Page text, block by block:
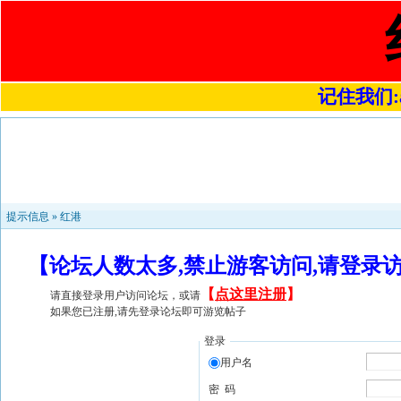
记住我们
提示信息 » 红港
【论坛人数太多,禁止游客访问,请登
请直接登录用户访问论坛，或请 【 点这里注册】
如果您已注册,请先登录论坛即可游览帖子
登录
用户名
密 码